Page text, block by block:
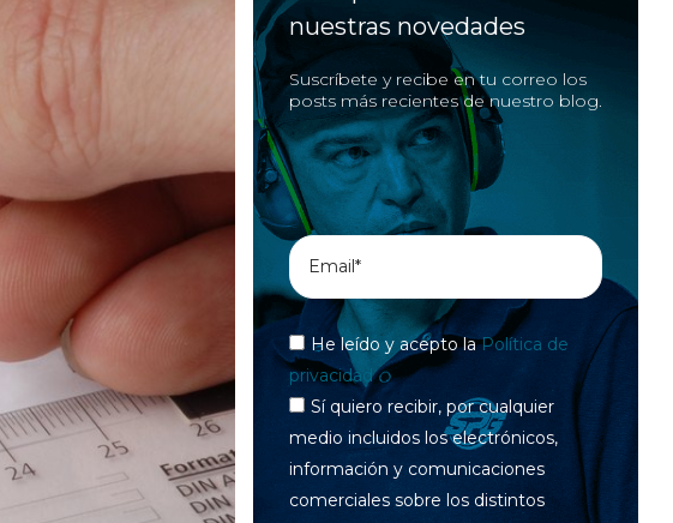
nuestras novedades
Suscríbete y recibe en tu correo los
posts más recientes de nuestro blog.
He leído y acepto laPolítica de
privacidad
Sí quiero recibir, por cualquier
medio incluidos los electrónicos,
información y comunicaciones
comerciales sobre los distintos